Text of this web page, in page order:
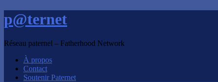
p@ternet
Réseau paternel – Fatherhood Network
À propos
Contact
Soutenir Paternet